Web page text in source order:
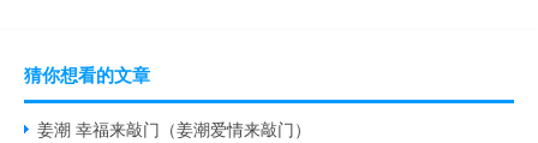
猜你想看的文章
姜潮 幸福来敲门（姜潮爱情来敲门）